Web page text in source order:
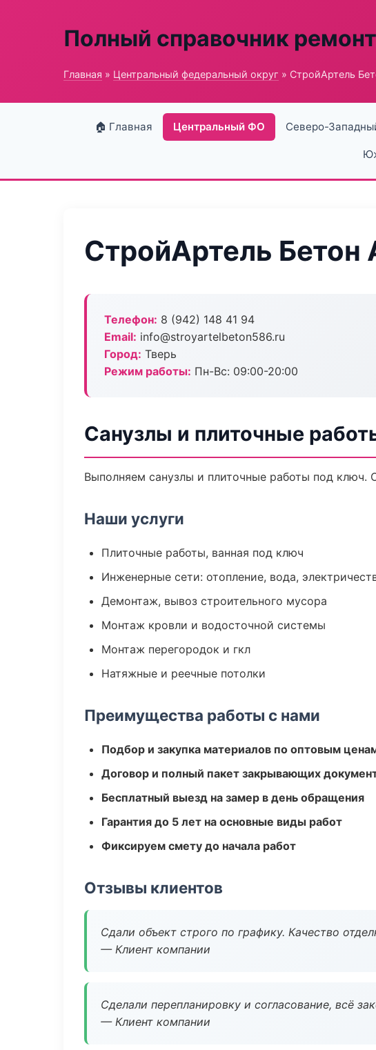
Полный справочник
Главная » Центральный федеральный округ » СтройАртель
🏠 Главная Центральный ФО Северо-
СтройАртель Бетон
Телефон: 8 (942) 148 41 94
Email: info@stroyartelbeton586.ru
Город: Тверь
Режим работы: Пн-Вс: 09:00-20:00
Санузлы и плиточные
Выполняем санузлы и плиточные работы под
Наши услуги
Плиточные работы, ванная под ключ
Инженерные сети: отопление, вода,
Демонтаж, вывоз строительного мусора
Монтаж кровли и водосточной системы
Монтаж перегородок и гкл
Натяжные и реечные потолки
Преимущества работы с нами
Подбор и закупка материалов по оптовым
Договор и полный пакет закрывающих
Бесплатный выезд на замер в день обращения
Гарантия до 5 лет на основные виды работ
Фиксируем смету до начала работ
Отзывы клиентов
Сдали объект строго по графику. Качество
— Клиент компании
Сделали перепланировку и согласование, всё
— Клиент компании